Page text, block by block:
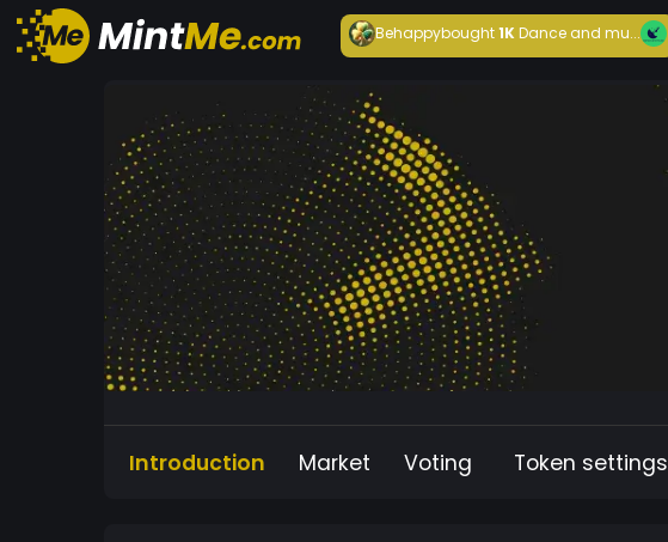
Behappybought1KDance and mu...
Introduction Market Voting Token settings